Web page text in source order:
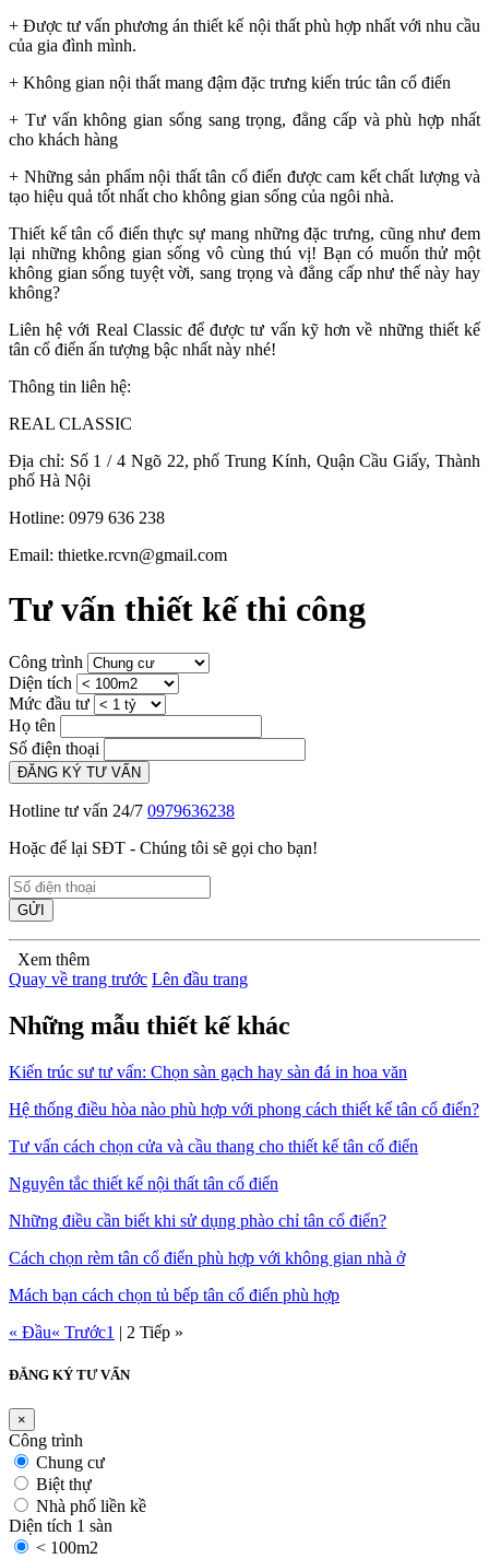
+ Được tư vấn phương án thiết kế nội thất phù hợp nhất với nhu cầu
của gia đình mình.
+ Không gian nội thất mang đậm đặc trưng kiến trúc tân cổ điển
+ Tư vấn không gian sống sang trọng, đẳng cấp và phù hợp nhất
cho khách hàng
+ Những sản phẩm nội thất tân cổ điển được cam kết chất lượng và
tạo hiệu quả tốt nhất cho không gian sống của ngôi nhà.
Thiết kế tân cổ điển thực sự mang những đặc trưng, cũng như đem
lại những không gian sống vô cùng thú vị! Bạn có muốn thử một
không gian sống tuyệt vời, sang trọng và đẳng cấp như thế này hay
không?
Liên hệ với Real Classic để được tư vấn kỹ hơn về những thiết kế
tân cổ điển ấn tượng bậc nhất này nhé!
Thông tin liên hệ:
REAL CLASSIC
Địa chỉ: Số 1 / 4 Ngõ 22, phố Trung Kính, Quận Cầu Giấy, Thành
phố Hà Nội
Hotline: 0979 636 238
Email: thietke.rcvn@gmail.com
Tư vấn thiết kế thi công
Công trình
Diện tích
Mức đầu tư
Họ tên
Số điện thoại
ĐĂNG KÝ TƯ VẤN
Hotline tư vấn 24/7 0979636238
Hoặc để lại SĐT - Chúng tôi sẽ gọi cho bạn!
GỬI
Xem thêm
Quay về trang trước Lên đầu trang
Những mẫu thiết kế khác
Kiến trúc sư tư vấn: Chọn sàn gạch hay sàn đá in hoa văn
Hệ thống điều hòa nào phù hợp với phong cách thiết kế tân cổ điển?
Tư vấn cách chọn cửa và cầu thang cho thiết kế tân cổ điển
Nguyên tắc thiết kế nội thất tân cổ điển
Những điều cần biết khi sử dụng phào chỉ tân cổ điển?
Cách chọn rèm tân cổ điển phù hợp với không gian nhà ở
Mách bạn cách chọn tủ bếp tân cổ điển phù hợp
« Đầu« Trước1 | 2 Tiếp »
ĐĂNG KÝ TƯ VẤN
×
Công trình
Chung cư
Biệt thự
Nhà phố liền kề
Diện tích 1 sàn
< 100m2